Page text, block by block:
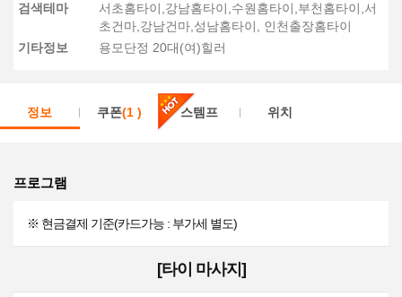
검색테마
서초홈타이,강남홈타이,수원홈타이,부천홈타이,서
초건마,강남건마,성남홈타이, 인천출장홈타이
기타정보
용모단정 20대(여)힐러
정보 쿠폰(1 ) 스템프 위치
프로그램
※ 현금결제 기준(카드가능 : 부가세 별도)
[타이 마사지]